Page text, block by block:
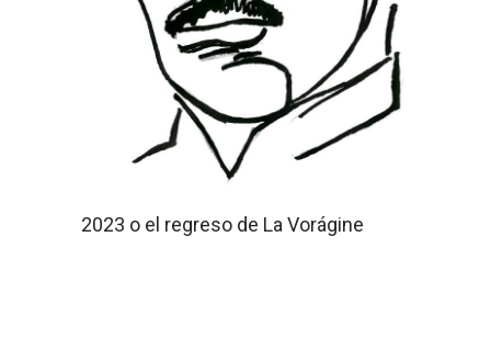
2023 o el regreso de La Vorágine